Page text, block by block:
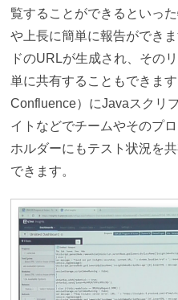
覧することができるといっ
や上長に簡単に報告ができ
ドのURLが生成され、その
単に共有することもできま
Confluence）にJavaスクリ
イトなどでチームやそのプ
ホルダーにもテスト状況を
できます。